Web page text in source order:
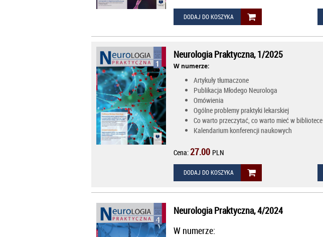
DODAJ DO KOSZYKA
Neurologia Praktyczna, 1/2025
W numerze:
Artykuły tłumaczone
Publikacja Młodego Neurologa
Omówienia
Ogólne problemy praktyki lekarskiej
Co warto przeczytać, co warto mieć w bibliotece
Kalendarium konferencji naukowych
Cena:27.00 PLN
DODAJ DO KOSZYKA
Neurologia Praktyczna, 4/2024
W numerze: